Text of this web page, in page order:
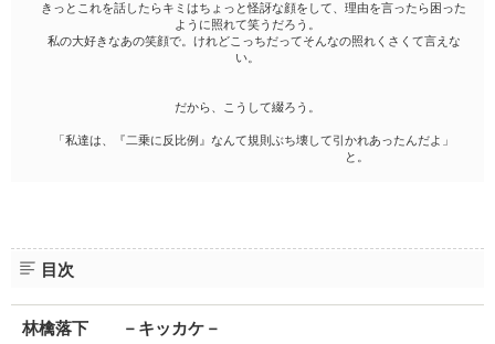
きっとこれを話したらキミはちょっと怪訝な顔をして、理由を言ったら困った
ように照れて笑うだろう。
私の大好きなあの笑顔で。けれどこっちだってそんなの照れくさくて言えな
い。
だから、こうして綴ろう。
「私達は、『二乗に反比例』なんて規則ぶち壊して引かれあったんだよ」
と。
目次
林檎落下 －キッカケ－